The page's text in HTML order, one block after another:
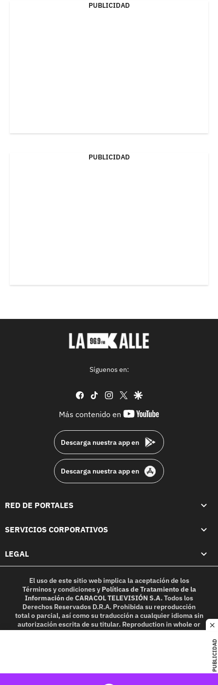
PUBLICIDAD
PUBLICIDAD
PUBLICIDAD
Síguenos en:
facebook
tiktok instagram
twittergoogle
Más contenido en
youtube-
Descarga nuestra app en
Descarga nuestra app en
RED DE PORTALES
SERVICIOS CORPORATIVOS
LEGAL
El uso de este sitio web implica la aceptación de los
Términos y condicionesy Políticas de Tratamiento de la
InformacióndeCARACOL TELEVISIÓN S.A.Todos los
Derechos Reservados D.R.A. Prohibida su reproducción
total o parcial, así como su traducción a cualquier idioma sin
autorización escrita de su titular. Reproduction in whole or